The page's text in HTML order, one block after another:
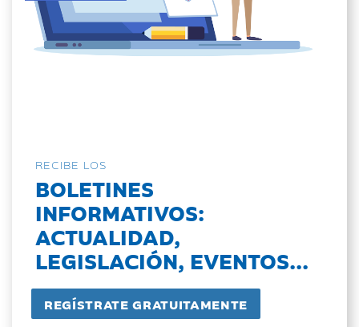
RECIBE LOS
BOLETINES
INFORMATIVOS:
ACTUALIDAD,
LEGISLACIÓN, EVENTOS...